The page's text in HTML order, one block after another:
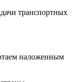
транспортных
наложенным